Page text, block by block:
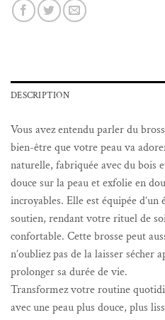
DESCRIPTION
Vous avez entendu parler du
bien-être que votre peau va
naturelle, fabriquée avec du bois
douce sur la peau et exfolie en
incroyables. Elle est équipée
soutien, rendant votre rituel de
confortable. Cette brosse peut
n’oubliez pas de la laisser sécher
prolonger sa durée de vie.
Transformez votre routine
avec une peau plus douce, plus